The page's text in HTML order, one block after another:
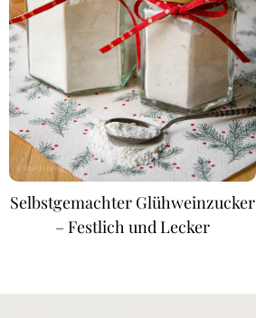
Selbstgemachter Glühweinzucker
– Festlich und Lecker